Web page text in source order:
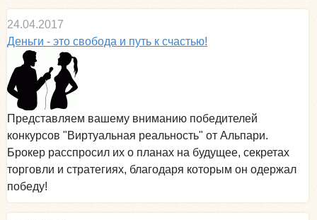
24.04.2017
Деньги - это свобода и путь к счастью!
Представляем вашему вниманию победителей
конкурсов "Виртуальная реальность" от Альпари.
Брокер расспросил их о планах на будущее, секретах
торговли и стратегиях, благодаря которым он одержал
победу!